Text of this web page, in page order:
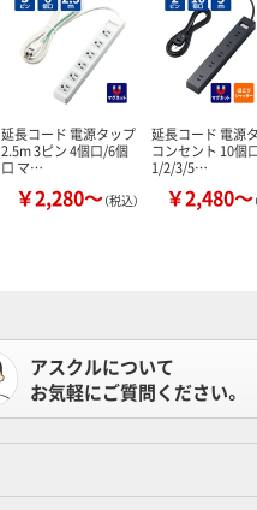
延長コード 電源タップ
2.5m 3ピン 4個口/6個
口 マ…
￥2,280～（税込）
延長コード 電源
コンセント 10個
1/2/3/5…
￥2,480～
アスクルについて
お気軽にご質問ください。